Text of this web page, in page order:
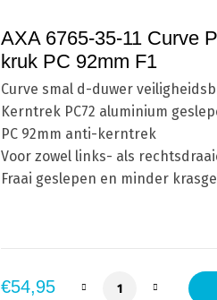
AXA 6765-35-11 Curve
kruk PC 92mm F1
Curve smal d-duwer
Kerntrek PC72 aluminium
PC 92mm anti-kerntrek
Voor zowel links- als
Fraai geslepen en minder
€54,95 AXA 6765-35-11